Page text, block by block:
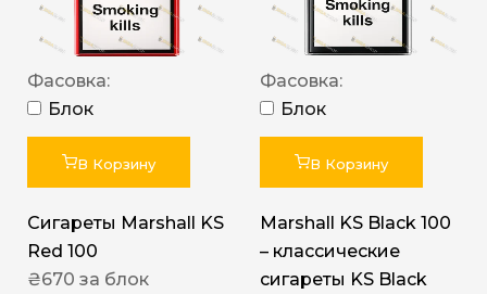
Фасовка:
Блок
В Корзину
Сигареты Marshall KS
Red 100
₴670 за блок
Фасовка:
Блок
В Корзину
Marshall KS Black 100
– классические
сигареты KS Black